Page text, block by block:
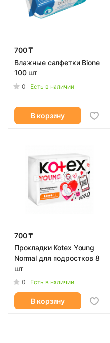
700 ₸
Влажные салфетки Bione
100 шт
0 Есть в наличии
В корзину
700 ₸
Прокладки Kotex Young
Normal для подростков 8
шт
0 Есть в наличии
В корзину